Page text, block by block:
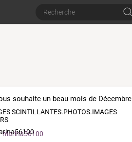
souhaite un beau mois de Décembre
SCINTILLANTES.PHOTOS.IMAGES
marina56100